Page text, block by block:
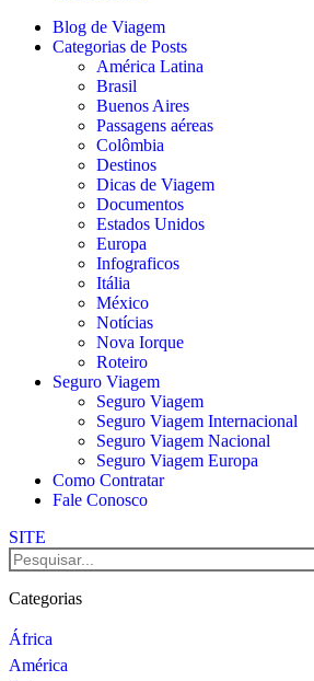
Blog de Viagem
Categorias de Posts
América Latina
Brasil
Buenos Aires
Passagens aéreas
Colômbia
Destinos
Dicas de Viagem
Documentos
Estados Unidos
Europa
Infograficos
Itália
México
Notícias
Nova Iorque
Roteiro
Seguro Viagem
Seguro Viagem
Seguro Viagem Internacional
Seguro Viagem Nacional
Seguro Viagem Europa
Como Contratar
Fale Conosco
SITE
Categorias
África
América